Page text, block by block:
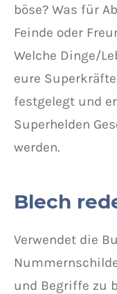
böse? Was für
Feinde oder
Welche Dinge/
eure
festgelegt und
Superhelden
werden.
Blech
Verwendet die
und Begriffe zu